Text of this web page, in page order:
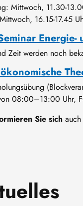
Mittwoch, 11.30-
16.15-17.45
Zeit werden noch
08:00–13:00 Uhr,
Sie sich